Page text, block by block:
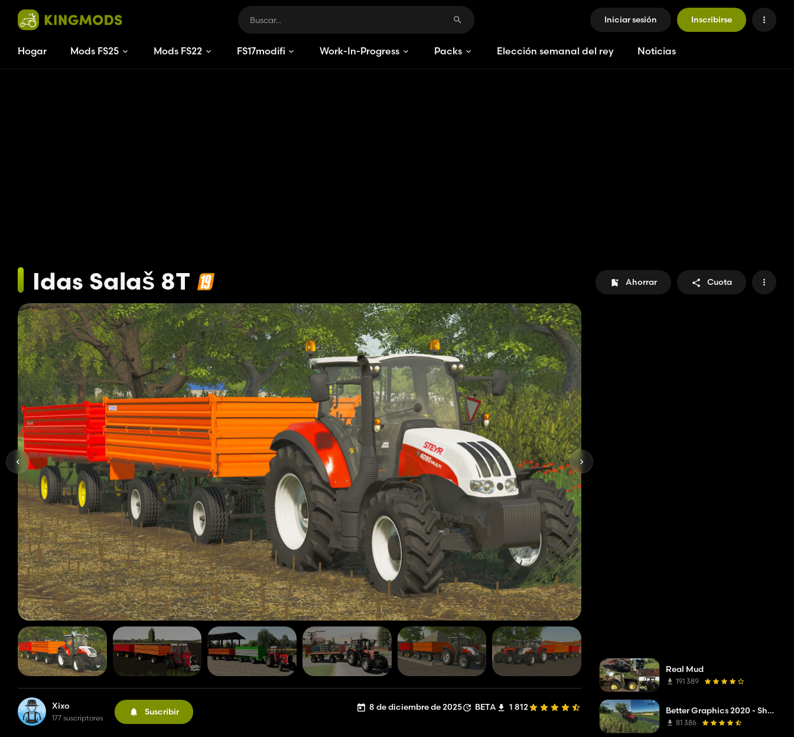
Iniciar sesión Inscribirse
Hogar Mods FS25 Mods FS22 FS17modificacionesWork-In-Progress Packs Elección semanal del rey Noticias
Idas Salaš 8T Ahorrar Cuota
Xixo
177 suscriptores
Suscribir 8 de diciembre de 2025 BETA 1 812
Real Mud
191 389
Better Graphics 2020 - Shadermod Real
81 386